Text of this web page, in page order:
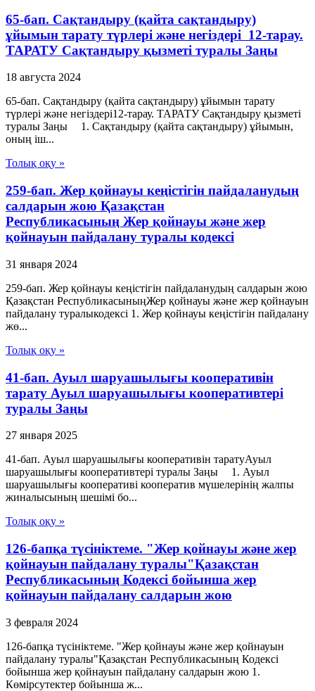
65-бап. Сақтандыру (қайта сақтандыру)
ұйымын тарату түрлері және негiздерi 12-тарау.
ТАРАТУ Сақтандыру қызметі туралы Заңы
18 августа 2024
65-бап. Сақтандыру (қайта сақтандыру) ұйымын тарату
түрлері және негiздерi12-тарау. ТАРАТУ Сақтандыру қызметі
туралы Заңы 1. Сақтандыру (қайта сақтандыру) ұйымын,
оның iш...
Толық оқу »
259-бап. Жер қойнауы кеңістігін пайдаланудың
салдарын жою Қазақстан
Республикасының Жер қойнауы және жер
қойнауын пайдалану туралы кодексі
31 января 2024
259-бап. Жер қойнауы кеңістігін пайдаланудың салдарын жою
Қазақстан РеспубликасыныңЖер қойнауы және жер қойнауын
пайдалану туралыкодексі 1. Жер қойнауы кеңістігін пайдалану
жө...
Толық оқу »
41-бап. Ауыл шаруашылығы кооперативін
тарату Ауыл шаруашылығы кооперативтері
туралы Заңы
27 января 2025
41-бап. Ауыл шаруашылығы кооперативін таратуАуыл
шаруашылығы кооперативтері туралы Заңы 1. Ауыл
шаруашылығы кооперативі кооператив мүшелерінің жалпы
жиналысының шешiмi бо...
Толық оқу »
126-бапқа түсініктеме. "Жер қойнауы және жер
қойнауын пайдалану туралы"Қазақстан
Республикасының Кодексі бойынша жер
қойнауын пайдалану салдарын жою
3 февраля 2024
126-бапқа түсініктеме. "Жер қойнауы және жер қойнауын
пайдалану туралы"Қазақстан Республикасының Кодексі
бойынша жер қойнауын пайдалану салдарын жою 1.
Көмірсутектер бойынша ж...